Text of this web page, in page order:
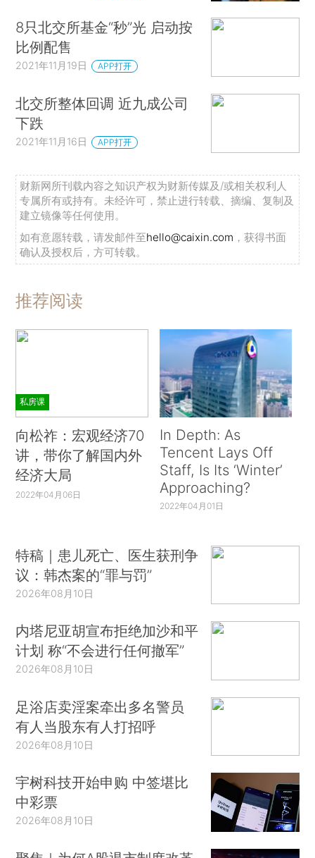
8只北交所基金“秒”光 启动按
比例配售
2021年11月19日 APP打开
北交所整体回调 近九成公司
下跌
2021年11月16日 APP打开
财新网所刊载内容之知识产权为财新传媒及/或相关权利人
专属所有或持有。未经许可，禁止进行转载、摘编、复制及
建立镜像等任何使用。
如有意愿转载，请发邮件至hello@caixin.com ，获得书面
确认及授权后，方可转载。
推荐阅读
私房课
向松祚：宏观经济70
讲，带你了解国内外
经济大局
2022年04月06日
In Depth: As
Tencent Lays Off
Staff, Is Its ‘Winter’
Approaching?
2022年04月01日
特稿｜患儿死亡、医生获刑争
议：韩杰案的“罪与罚”
2026年08月10日
内塔尼亚胡宣布拒绝加沙和平
计划 称“不会进行任何撤军”
2026年08月10日
足浴店卖淫案牵出多名警员
有人当股东有人打招呼
2026年08月10日
宇树科技开始申购 中签堪比
中彩票
2026年08月10日